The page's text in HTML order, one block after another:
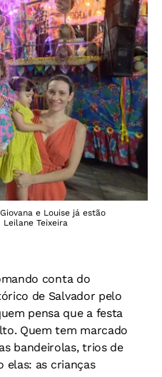
e Louise já estão
Teixeira
conta do
de Salvador pelo
pensa que a festa
Quem tem marcado
bandeirolas, trios de
elas: as crianças